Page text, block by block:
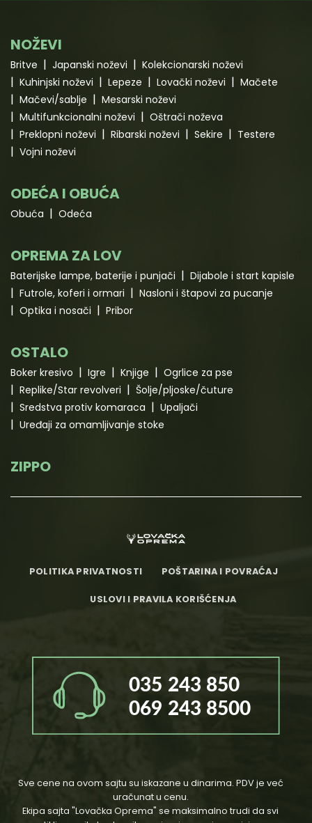
NOŽEVI
Britve Japanski noževi
Kolekcionarski noževi
Kuhinjski noževi
Lepeze Lovački noževi
Mačete
Mačevi/sablje
Mesarski noževi
Multifunkcionalni noževi
Oštrači noževa
Preklopni noževi
Ribarski noževi Sekire
Testere
Vojni noževi
ODEĆA I OBUĆA
Obuća Odeća
OPREMA ZA LOV
Baterijske lampe, baterije i punjači
Dijabole i start kapisle
Futrole, koferi i ormari
Nasloni i štapovi za pucanje
Optika i nosači
Pribor
OSTALO
Boker kresivo Igre Knjige
Ogrlice za pse
Replike/Star revolveri
Šolje/pljoske/čuture
Sredstva protiv komaraca
Upaljači
Uređaji za omamljivanje stoke
ZIPPO
POLITIKA PRIVATNOSTI POŠTARINA I POVRAĆAJ
USLOVI I PRAVILA KORIŠĆENJA
Sve cene na ovom sajtu su iskazane u dinarima. PDV je već
uračunat u cenu.
Ekipa sajta "Lovačka Oprema" se maksimalno trudi da svi